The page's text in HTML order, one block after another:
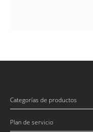
Categorías de productos
Plan de servicio